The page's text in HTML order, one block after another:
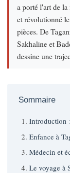
a porté l'art de la
et révolutionné
pièces. De
Sakhaline et
dessine une
Sommaire
Introduction
Enfance à
Médecin et
Le voyage à